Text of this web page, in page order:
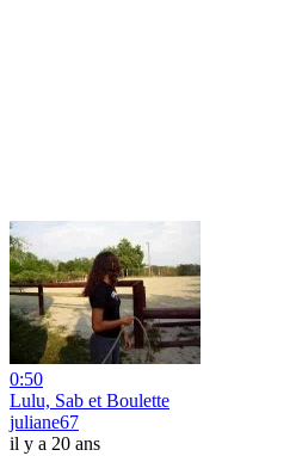
0:50
Lulu, Sab et Boulette
juliane67
il y a 20 ans